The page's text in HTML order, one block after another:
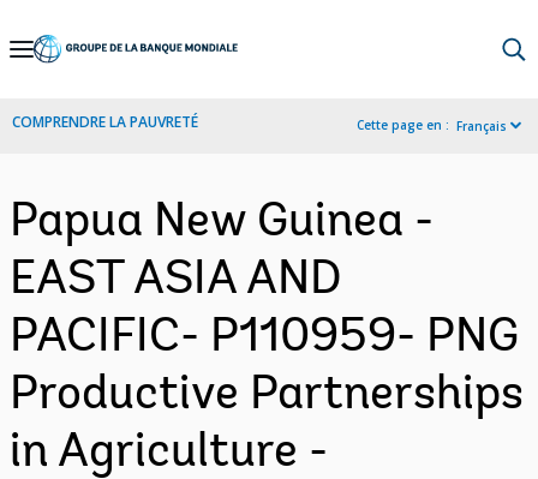
Skip
Navigation
COMPRENDRE LA PAUVRETÉ Cette page en : Français
Papua New Guinea -
EAST ASIA AND
PACIFIC- P110959- PNG
Productive Partnerships
in Agriculture -